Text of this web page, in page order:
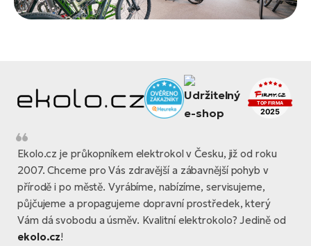
Ekolo.cz je průkopníkem elektrokol v Česku, již od roku
2007. Chceme pro Vás zdravější a zábavnější pohyb v
přírodě i po městě. Vyrábíme, nabízíme, servisujeme,
půjčujeme a propagujeme dopravní prostředek, který
Vám dá svobodu a úsměv. Kvalitní elektrokolo? Jedině od
ekolo.cz!